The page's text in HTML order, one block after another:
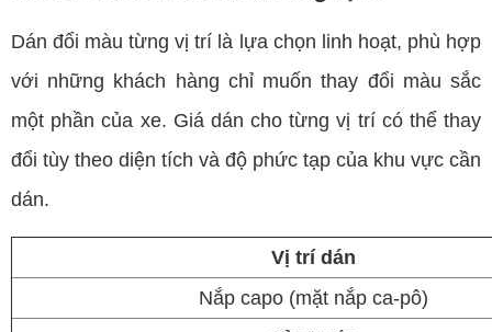
Dán đổi màu từng vị trí là lựa chọn linh hoạt, phù hợp
với những khách hàng chỉ muốn thay đổi màu sắc
một phần của xe. Giá dán cho từng vị trí có thể thay
đổi tùy theo diện tích và độ phức tạp của khu vực cần
dán.
Vị trí dán
Nắp capo (mặt nắp ca-pô)